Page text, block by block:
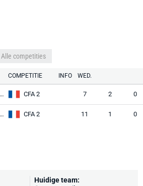
Alle competities
COMPETITIE INFO WED.
CFA 2 7 2 0
CFA 2 11 1 0
Huidige team: